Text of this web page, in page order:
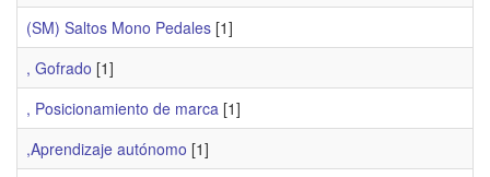
(SM) Saltos Mono Pedales [1]
, Gofrado [1]
, Posicionamiento de marca [1]
,Aprendizaje autónomo [1]